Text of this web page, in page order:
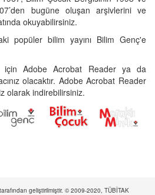
bugüne oluşan arşivlerini ve
okuyabilirsiniz.
popüler bilim yayını Bilim Genç'e
için Adobe Acrobat Reader ya da
olacaktır. Adobe Acrobat Reader
olarak indirebilirsiniz.
geliştirilmiştir. © 2009-2020, TÜBİTAK